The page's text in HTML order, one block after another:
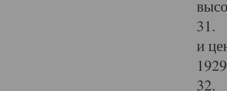
31.
и
32.